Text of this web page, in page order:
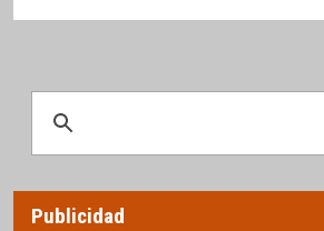
Publicidad